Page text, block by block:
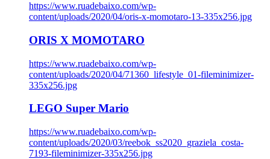
https://www.ruadebaixo.com/wp-
content/uploads/2020/04/oris-x-momotaro-13-335x256.jpg
ORIS X MOMOTARO
https://www.ruadebaixo.com/wp-
content/uploads/2020/04/71360_lifestyle_01-fileminimizer-
335x256.jpg
LEGO Super Mario
https://www.ruadebaixo.com/wp-
content/uploads/2020/03/reebok_ss2020_graziela_costa-
7193-fileminimizer-335x256.jpg